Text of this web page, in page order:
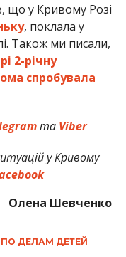
що у Кривому Розі
, поклала у
Також ми писали,
2-річну
спробувала
та Viber
у Кривому
Олена Шевченко
ДЕЛАМ ДЕТЕЙ